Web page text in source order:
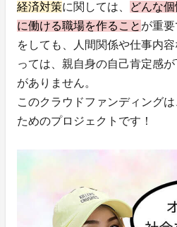
経済対策に関しては、
どんな
に働ける職場を作ること が重
をしても、人間関係や仕事内
っては、親自身の自己肯定感
がありません。
このクラウドファンディング
ためのプロジェクトです！